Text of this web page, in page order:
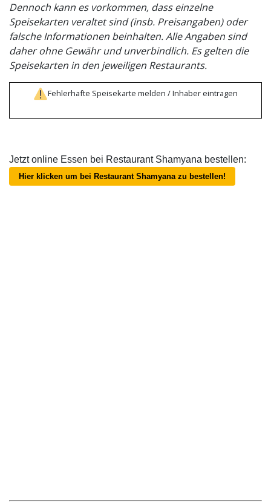
Dennoch kann es vorkommen, dass einzelne
Speisekarten veraltet sind (insb. Preisangaben) oder
falsche Informationen beinhalten. Alle Angaben sind
daher ohne Gewähr und unverbindlich. Es gelten die
Speisekarten in den jeweiligen Restaurants.
Fehlerhafte Speisekarte melden / Inhaber eintragen
Jetzt online Essen bei Restaurant Shamyana bestellen:
Hier klicken um bei Restaurant Shamyana zu bestellen!